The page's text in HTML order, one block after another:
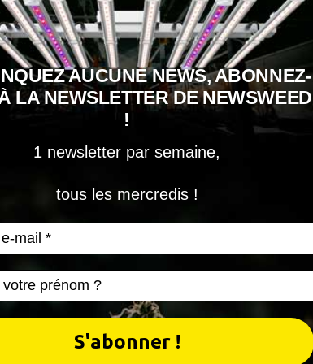
AUCUNE NEWS, ABONNEZ-
LA NEWSLETTER DE NEWSWEED
!
1 newsletter par semaine,
tous les mercredis !